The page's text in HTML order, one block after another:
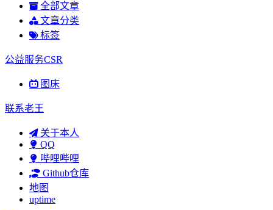
全部文章
文章分类
标签
公益服务CSR
图床
联系老王
关于本人
QQ
哔哩哔哩
Github仓库
地图
uptime